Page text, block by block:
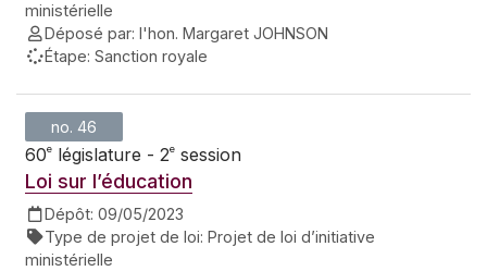
ministérielle
Déposé par: l'hon. Margaret JOHNSON
Étape: Sanction royale
no. 46
60e législature - 2e session
Loi sur l’éducation
Dépôt: 09/05/2023
Type de projet de loi: Projet de loi d’initiative
ministérielle